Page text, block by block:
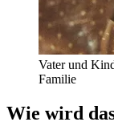
Vater und
Familie
Wie wird